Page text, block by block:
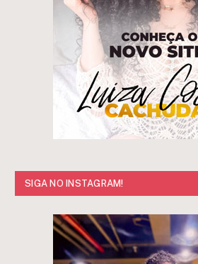
SIGA NO INSTAGRAM!